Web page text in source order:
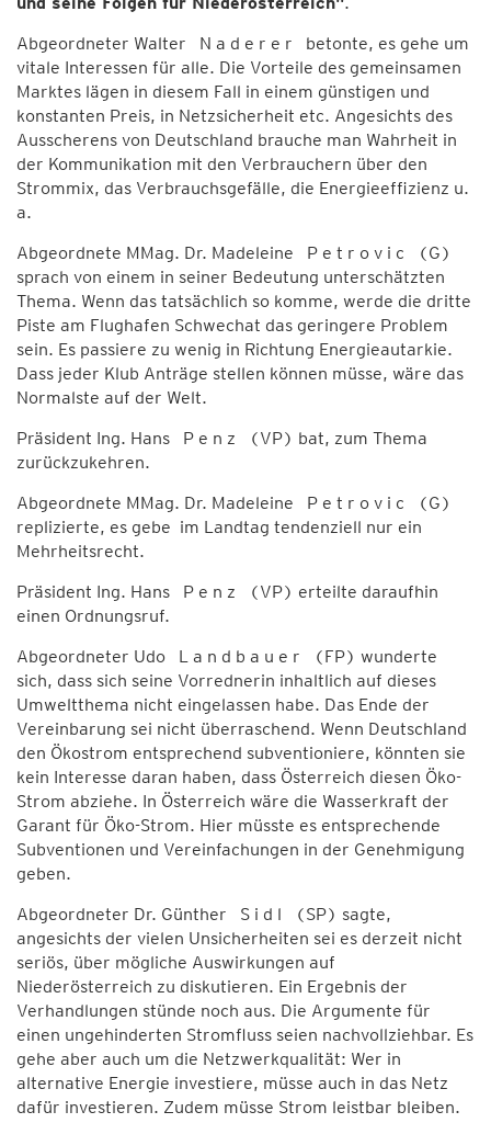
Abgeordneter Walter N a d e r e r betonte, es gehe um
vitale Interessen für alle. Die Vorteile des gemeinsamen
Marktes lägen in diesem Fall in einem günstigen und
konstanten Preis, in Netzsicherheit etc. Angesichts des
Ausscherens von Deutschland brauche man Wahrheit in
der Kommunikation mit den Verbrauchern über den
Strommix, das Verbrauchsgefälle, die Energieeffizienz u.
a.
Abgeordnete MMag. Dr. Madeleine P e t r o v i c (G)
sprach von einem in seiner Bedeutung unterschätzten
Thema. Wenn das tatsächlich so komme, werde die dritte
Piste am Flughafen Schwechat das geringere Problem
sein. Es passiere zu wenig in Richtung Energieautarkie.
Dass jeder Klub Anträge stellen können müsse, wäre das
Normalste auf der Welt.
Präsident Ing. Hans P e n z (VP) bat, zum Thema
zurückzukehren.
Abgeordnete MMag. Dr. Madeleine P e t r o v i c (G)
replizierte, es gebe im Landtag tendenziell nur ein
Mehrheitsrecht.
Präsident Ing. Hans P e n z (VP) erteilte daraufhin
einen Ordnungsruf.
Abgeordneter Udo L a n d b a u e r (FP) wunderte
sich, dass sich seine Vorrednerin inhaltlich auf dieses
Umweltthema nicht eingelassen habe. Das Ende der
Vereinbarung sei nicht überraschend. Wenn Deutschland
den Ökostrom entsprechend subventioniere, könnten sie
kein Interesse daran haben, dass Österreich diesen Öko-
Strom abziehe. In Österreich wäre die Wasserkraft der
Garant für Öko-Strom. Hier müsste es entsprechende
Subventionen und Vereinfachungen in der Genehmigung
geben.
Abgeordneter Dr. Günther S i d l (SP) sagte,
angesichts der vielen Unsicherheiten sei es derzeit nicht
seriös, über mögliche Auswirkungen auf
Niederösterreich zu diskutieren. Ein Ergebnis der
Verhandlungen stünde noch aus. Die Argumente für
einen ungehinderten Stromfluss seien nachvollziehbar. Es
gehe aber auch um die Netzwerkqualität: Wer in
alternative Energie investiere, müsse auch in das Netz
dafür investieren. Zudem müsse Strom leistbar bleiben.